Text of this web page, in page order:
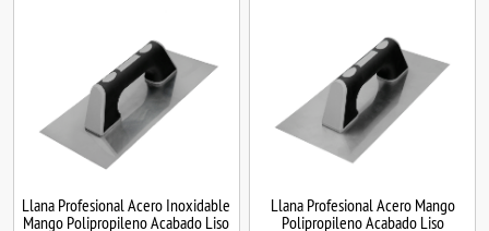
Llana Profesional Acero Inoxidable
Mango Polipropileno Acabado Liso
Llana Profesional Acero Mango
Polipropileno Acabado Liso